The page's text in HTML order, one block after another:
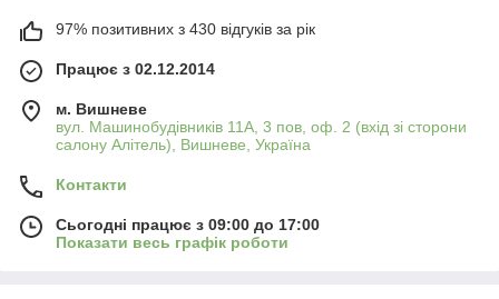
97% позитивних з 430 відгуків за рік
Працює з 02.12.2014
м. Вишневе
вул. Машинобудівників 11А, 3 пов, оф. 2 (вхід зі сторони
салону Алітель), Вишневе, Україна
Контакти
Сьогодні працює з 09:00 до 17:00
Показати весь графік роботи